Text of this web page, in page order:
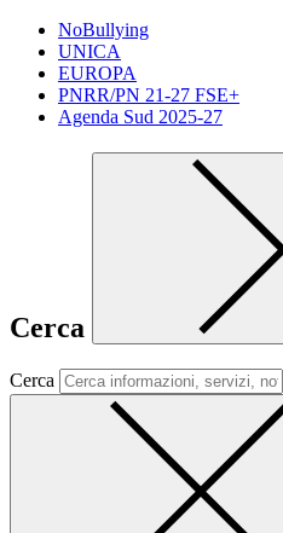
NoBullying
UNICA
EUROPA
PNRR/PN 21-27 FSE+
Agenda Sud 2025-27
Cerca
Cerca